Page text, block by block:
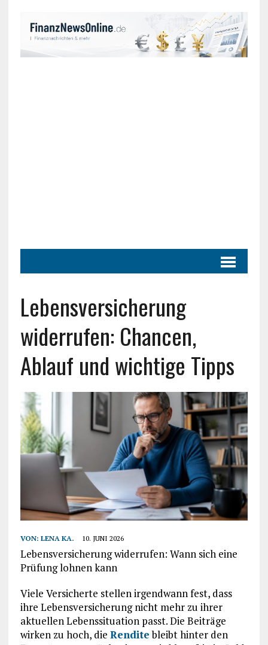
Lebensversicherung
widerrufen: Chancen,
Ablauf und wichtige Tipps
VON: LENA KA. 10. JUNI 2026
Lebensversicherung widerrufen: Wann sich eine
Prüfung lohnen kann
Viele Versicherte stellen irgendwann fest, dass
ihre Lebensversicherung nicht mehr zu ihrer
aktuellen Lebenssituation passt. Die Beiträge
wirken zu hoch, die Renditebleibt hinter den